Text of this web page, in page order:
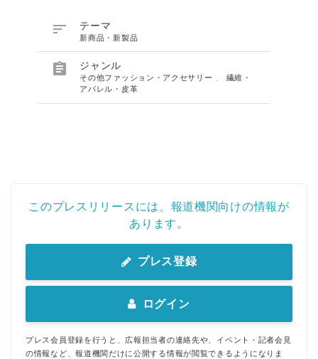
 テーマ
新商品・新製品
 ジャンル
その他ファッション・アクセサリー
繊維・
アパレル・皮革
このプレスリリースには、報道機関向けの情報が
あります。
プレス登録
ログイン
プレス会員登録を行うと、広報担当者の連絡先や、イベント・記者会見
の情報など、報道機関だけに公開する情報が閲覧できるようになりま